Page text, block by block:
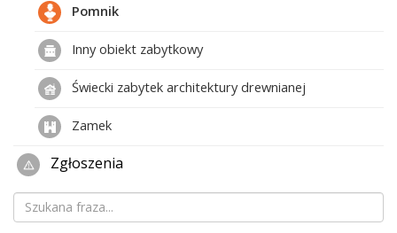
Pomnik
Inny obiekt zabytkowy
Świecki zabytek architektury drewnianej
Zamek
Zgłoszenia